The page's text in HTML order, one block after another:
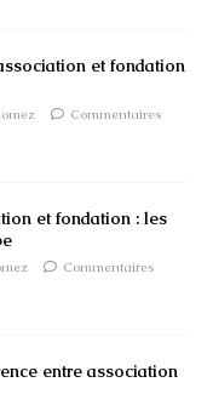
et fondation
Commentaires
et fondation : les
Commentaires
entre association